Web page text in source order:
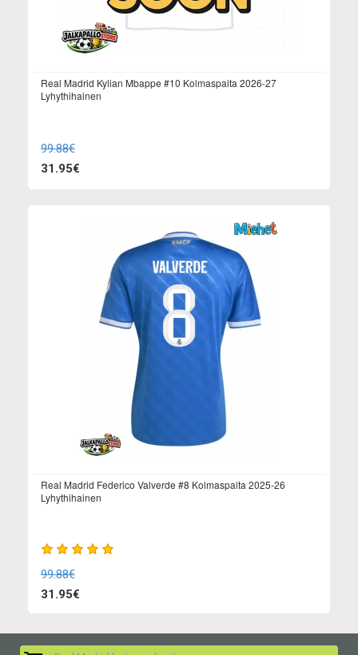
Real Madrid Kylian Mbappe #10 Kolmaspaita 2026-27
Lyhythihainen
99.88€
31.95€
Real Madrid Federico Valverde #8 Kolmaspaita 2025-26
Lyhythihainen
99.88€
31.95€